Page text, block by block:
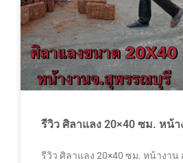
รีวิว ศิลาแลง 20×40 ซม. หน้
รีวิว ศิลาแลง 20×40 ซม. หน้างา